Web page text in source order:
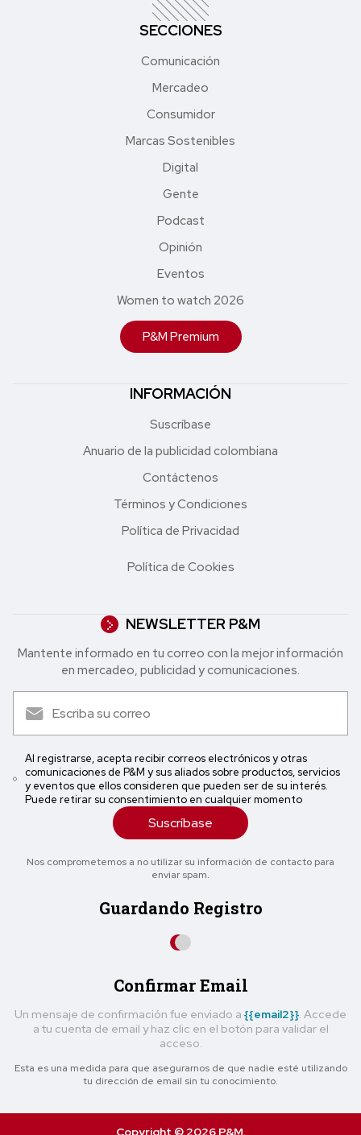
SECCIONES
Comunicación
Mercadeo
Consumidor
Marcas Sostenibles
Digital
Gente
Podcast
Opinión
Eventos
Women to watch 2026
P&M Premium
INFORMACIÓN
Suscríbase
Anuario de la publicidad colombiana
Contáctenos
Términos y Condiciones
Política de Privacidad
Política de Cookies
NEWSLETTER P&M
Mantente informado en tu correo con la mejor in formación
en mercadeo, publicidad y comunicaciones.
Al registrarse, acepta recibir correos electrónicos y otras
comunicaciones de P&M y sus aliados sobre productos, servicios
y eventos que ellos consideren que pueden ser de su interés.
Puede retirar su consentimiento en cualquier momento
Suscríbase
Nos comprometemos a no utilizar su información de contacto para
enviar spam.
Guardando Registro
Confirmar Email
Un mensaje de confirmación fue enviado a {{email2}} . Accede
a tu cuenta de email y haz clic en el botón para validar el
acceso.
Esta es una medida para que asegurarnos de que nadie esté utilizando
tu dirección de email sin tu conocimiento.
Copyright © 2026 P&M.